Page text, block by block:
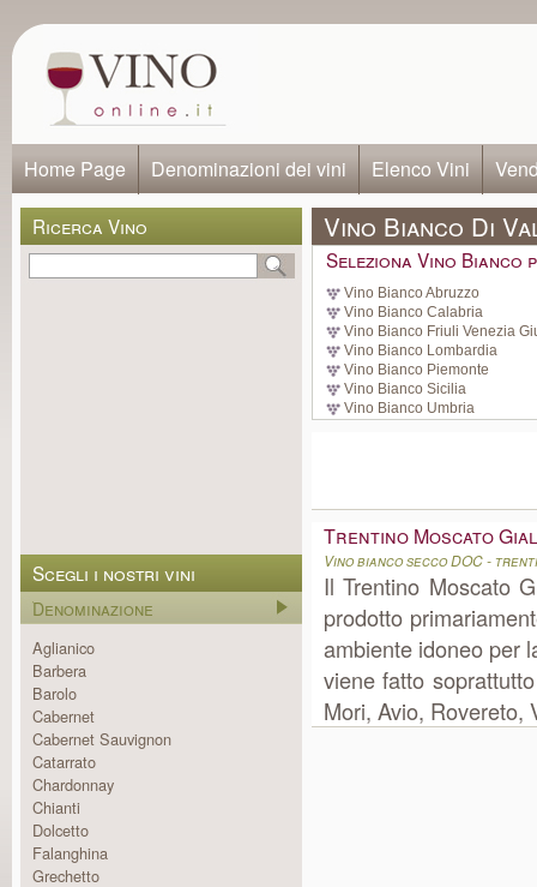
Home Page Denominazioni dei vini Elenco Vini
Ricerca Vino
Scegli i nostri vini
Denominazione
Aglianico
Barbera
Barolo
Cabernet
Cabernet Sauvignon
Catarrato
Chardonnay
Chianti
Dolcetto
Falanghina
Grechetto
Vino Bianco Di
Seleziona Vino Bianco
Vino Bianco Abruzzo
Vino Bianco Calabria
Vino Bianco Friuli Venezia
Vino Bianco Lombardia
Vino Bianco Piemonte
Vino Bianco Sicilia
Vino Bianco Umbria
Trentino Moscato
Vino bianco secco DOC -
Il Trentino Moscato
prodotto
ambiente idoneo per
viene fatto
Mori, Avio, Rovereto,